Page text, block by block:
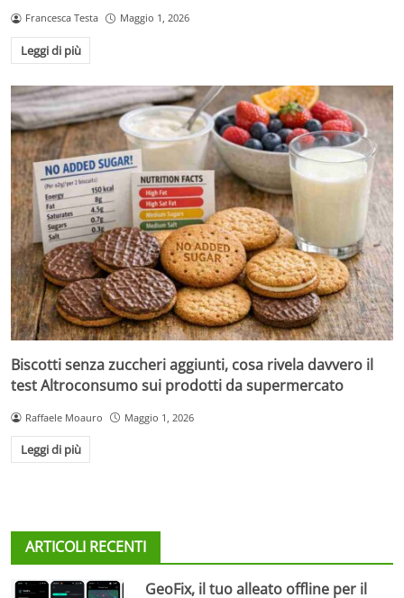
Francesca Testa Maggio 1, 2026
Leggi di più
Biscotti senza zuccheri aggiunti, cosa rivela davvero il
test Altroconsumo sui prodotti da supermercato
Raffaele Moauro Maggio 1, 2026
Leggi di più
ARTICOLI RECENTI
GeoFix, il tuo alleato offline per il